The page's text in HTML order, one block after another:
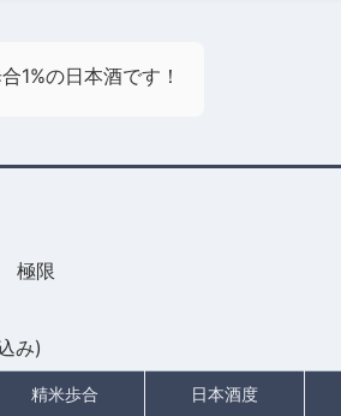
1%の日本酒です！
極限
み)
精米歩合 日本酒度